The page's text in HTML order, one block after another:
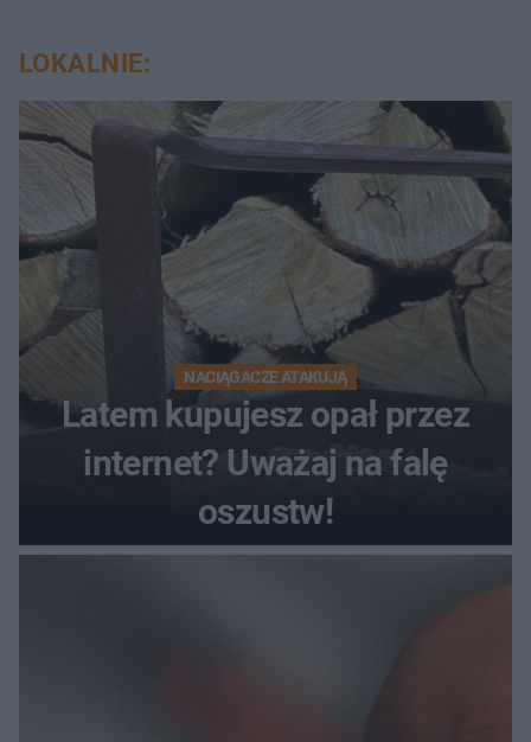
LOKALNIE:
NACIĄGACZE ATAKUJĄ
Latem kupujesz opał przez
internet? Uważaj na falę
oszustw!